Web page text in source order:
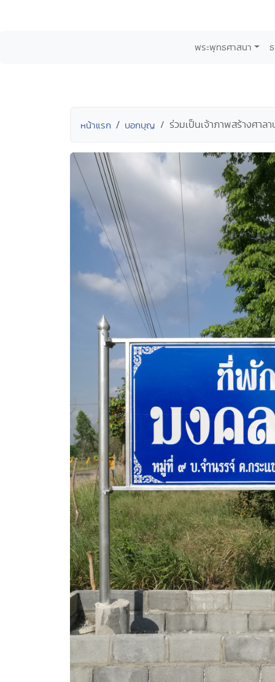
พระพุทธศาสนา
หน้าแรก บอกบุญ ร่วมเป็นเจ้าภาพสร้างศา